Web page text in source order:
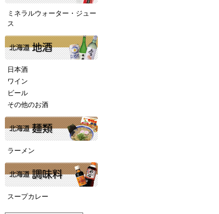
ミネラルウォーター・ジュー
ス
日本酒
ワイン
ビール
その他のお酒
ラーメン
スープカレー